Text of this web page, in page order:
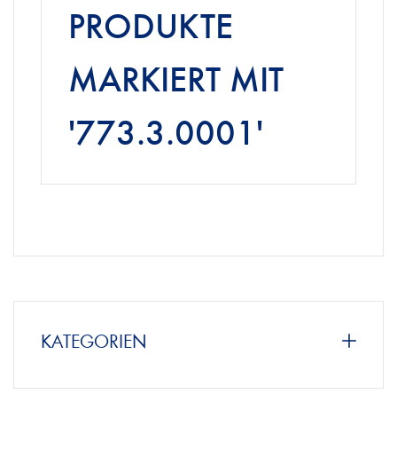
PRODUKTE
MARKIERT MIT
'773.3.0001'
KATEGORIEN